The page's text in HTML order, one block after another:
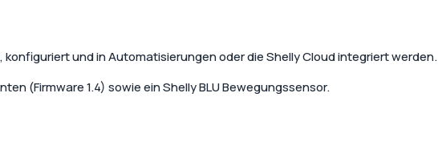
Shop all products
Create a sustainable and
und in Automatisierungen oder die Shelly Cloud integriert werden.
(Firmware 1.4) sowie ein Shelly BLU Bewegungssensor.